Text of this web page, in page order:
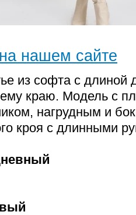
нашем сайте
из софта с длиной
краю. Модель с
нагрудным и
кроя с длинными